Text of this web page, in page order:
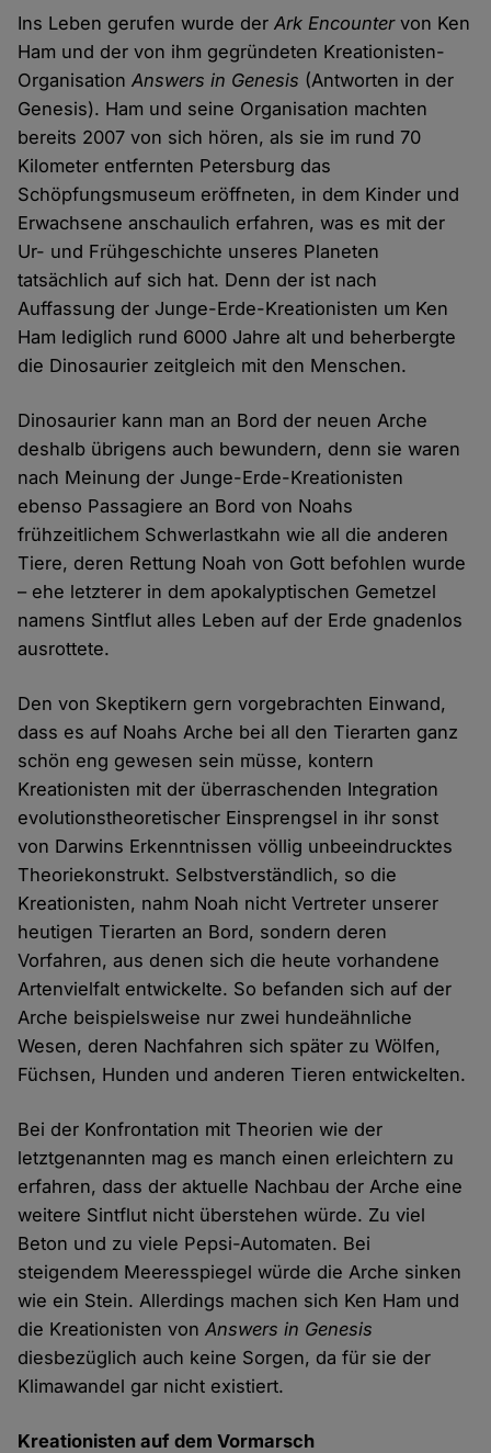
Ins Leben gerufen wurde derArk Encountervon Ken
Ham und der von ihm gegründeten Kreationisten-
OrganisationAnswers in Genesis (Antworten in der
Genesis). Ham und seine Organisation machten
bereits 2007 von sich hören, als sie im rund 70
Kilometer entfernten Petersburg das
Schöpfungsmuseum eröffneten, in dem Kinder und
Erwachsene anschaulich erfahren, was es mit der
Ur- und Frühgeschichte unseres Planeten
tatsächlich auf sich hat. Denn der ist nach
Auffassung der Junge-Erde-Kreationisten um Ken
Ham lediglich rund 6000 Jahre alt und beherbergte
die Dinosaurier zeitgleich mit den Menschen.
Dinosaurier kann man an Bord der neuen Arche
deshalb übrigens auch bewundern, denn sie waren
nach Meinung der Junge-Erde-Kreationisten
ebenso Passagiere an Bord von Noahs
frühzeitlichem Schwerlastkahn wie all die anderen
Tiere, deren Rettung Noah von Gott befohlen wurde
– ehe letzterer in dem apokalyptischen Gemetzel
namens Sintflut alles Leben auf der Erde gnadenlos
ausrottete.
Den von Skeptikern gern vorgebrachten Einwand,
dass es auf Noahs Arche bei all den Tierarten ganz
schön eng gewesen sein müsse, kontern
Kreationisten mit der überraschenden Integration
evolutionstheoretischer Einsprengsel in ihr sonst
von Darwins Erkenntnissen völlig unbeeindrucktes
Theoriekonstrukt. Selbstverständlich, so die
Kreationisten, nahm Noah nicht Vertreter unserer
heutigen Tierarten an Bord, sondern deren
Vorfahren, aus denen sich die heute vorhandene
Artenvielfalt entwickelte. So befanden sich auf der
Arche beispielsweise nur zwei hundeähnliche
Wesen, deren Nachfahren sich später zu Wölfen,
Füchsen, Hunden und anderen Tieren entwickelten.
Bei der Konfrontation mit Theorien wie der
letztgenannten mag es manch einen erleichtern zu
erfahren, dass der aktuelle Nachbau der Arche eine
weitere Sintflut nicht überstehen würde. Zu viel
Beton und zu viele Pepsi-Automaten. Bei
steigendem Meeresspiegel würde die Arche sinken
wie ein Stein. Allerdings machen sich Ken Ham und
die Kreationisten vonAnswers in Genesis
diesbezüglich auch keine Sorgen, da für sie der
Klimawandel gar nicht existiert.
Kreationisten auf dem Vormarsch